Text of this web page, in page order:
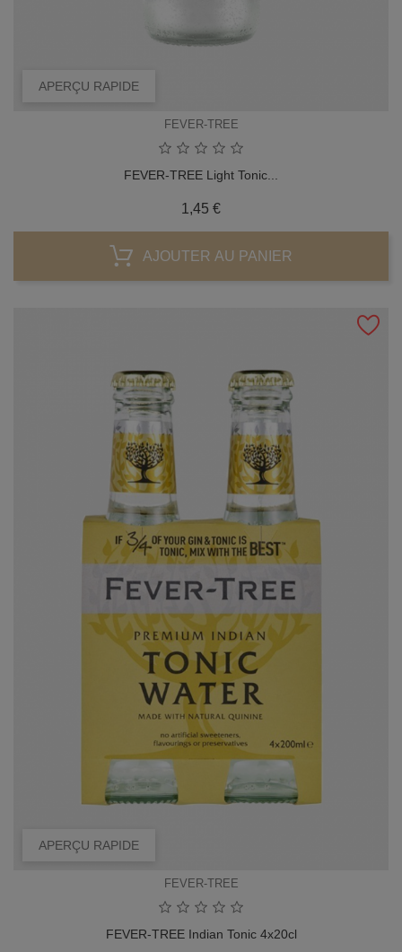
APERÇU RAPIDE
FEVER-TREE
FEVER-TREE Light Tonic...
1,45 €Prix
AJOUTER AU PANIER
APERÇU RAPIDE
FEVER-TREE
FEVER-TREE Indian Tonic 4x20cl